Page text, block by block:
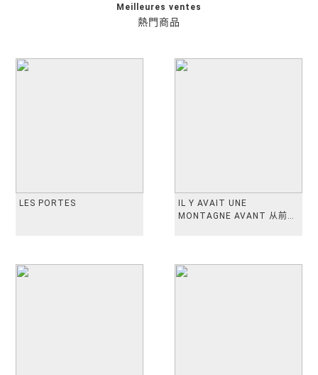
熱門商品
Meilleures ventes
LES PORTES
IL Y AVAIT UNE
MONTAGNE AVANT 从前有